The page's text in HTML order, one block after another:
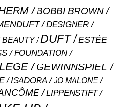
BOBBI BROWN
DESIGNER
BEAUTY DUFT
ESTÉE
FOUNDATION
GEWINNSPIEL
ISADORA JO MALONE
LIPPENSTIFT